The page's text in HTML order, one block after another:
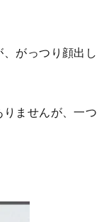
がっつり顔出し
りませんが、一つ